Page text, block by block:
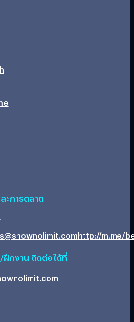
ะการตลาด
http://m.me/
ฝึกงาน ติดต่อได้ที่